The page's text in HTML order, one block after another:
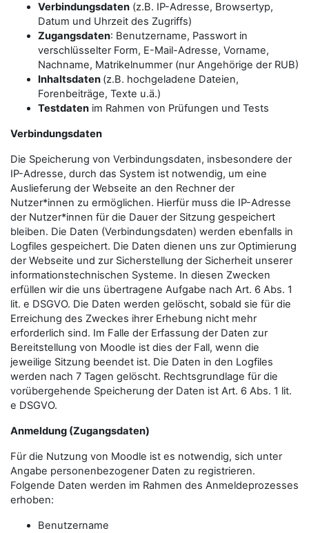
Verbindungsdaten (z.B. IP-Adresse, Browsertyp,
Datum und Uhrzeit des Zugriffs)
Zugangsdaten: Benutzername, Passwort in
verschlüsselter Form, E-Mail-Adresse, Vorname,
Nachname, Matrikelnummer (nur Angehörige der RUB)
Inhaltsdaten (z.B. hochgeladene Dateien,
Forenbeiträge, Texte u.ä.)
Testdaten im Rahmen von Prüfungen und Tests
Verbindungsdaten
Die Speicherung von Verbindungsdaten, insbesondere der
IP-Adresse, durch das System ist notwendig, um eine
Auslieferung der Webseite an den Rechner der
Nutzer*innen zu ermöglichen. Hierfür muss die IP-Adresse
der Nutzer*innen für die Dauer der Sitzung gespeichert
bleiben. Die Daten (Verbindungsdaten) werden ebenfalls in
Logfiles gespeichert. Die Daten dienen uns zur Optimierung
der Webseite und zur Sicherstellung der Sicherheit unserer
informationstechnischen Systeme. In diesen Zwecken
erfüllen wir die uns übertragene Aufgabe nach Art. 6 Abs. 1
lit. e DSGVO. Die Daten werden gelöscht, sobald sie für die
Erreichung des Zweckes ihrer Erhebung nicht mehr
erforderlich sind. Im Falle der Erfassung der Daten zur
Bereitstellung von Moodle ist dies der Fall, wenn die
jeweilige Sitzung beendet ist. Die Daten in den Logfiles
werden nach 7 Tagen gelöscht. Rechtsgrundlage für die
vorübergehende Speicherung der Daten ist Art. 6 Abs. 1 lit.
e DSGVO.
Anmeldung (Zugangsdaten)
Für die Nutzung von Moodle ist es notwendig, sich unter
Angabe personenbezogener Daten zu registrieren.
Folgende Daten werden im Rahmen des Anmeldeprozesses
erhoben:
Benutzername